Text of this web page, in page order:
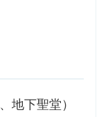
地下聖堂）